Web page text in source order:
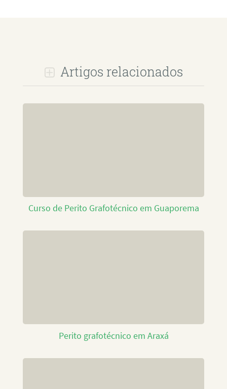
Artigos relacionados
Curso de Perito Grafotécnico em Guaporema
Perito grafotécnico em Araxá